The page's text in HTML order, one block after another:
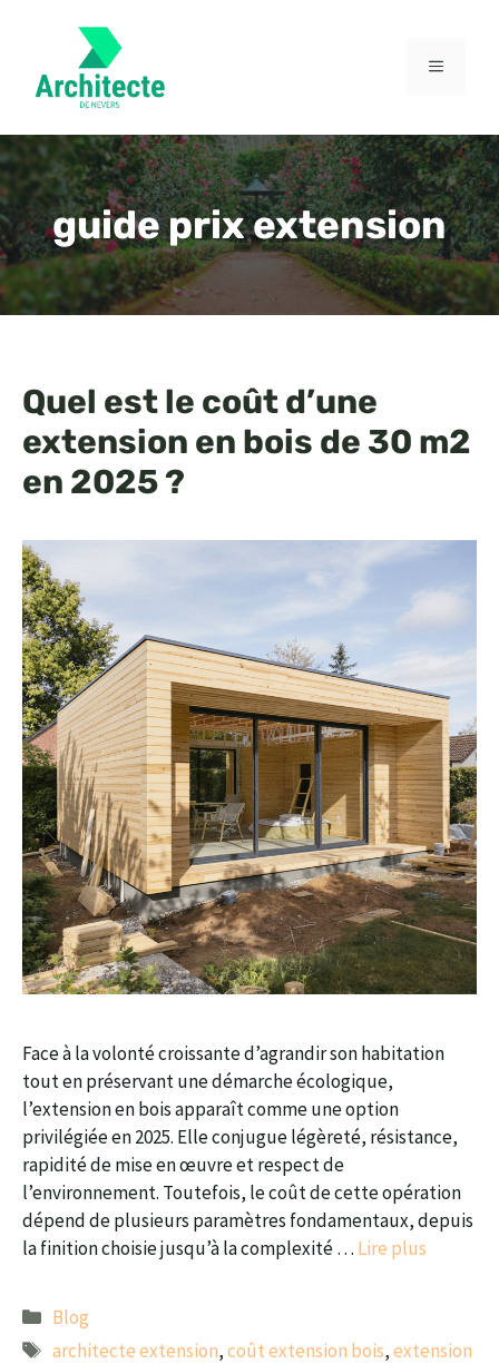
MENU
guide prix extension
Quel est le coût d’une
extension en bois de 30 m2
en 2025 ?
Face à la volonté croissante d’agrandir son habitation
tout en préservant une démarche écologique,
l’extension en bois apparaît comme une option
privilégiée en 2025. Elle conjugue légèreté, résistance,
rapidité de mise en œuvre et respect de
l’environnement. Toutefois, le coût de cette opération
dépend de plusieurs paramètres fondamentaux, depuis
la finition choisie jusqu’à la complexité … Lire plus
Catégories
Blog
Étiquettes
architecte extension,coût extension bois,extension